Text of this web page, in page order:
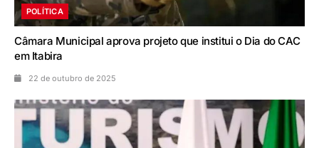
POLÍTICA
Câmara Municipal aprova projeto que institui o Dia do CAC
em Itabira
22 de outubro de 2025